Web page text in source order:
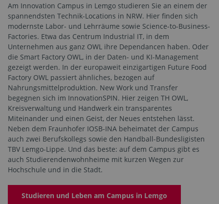
Am Innovation Campus in Lemgo studieren Sie an einem der
spannendsten Technik-Locations in NRW. Hier finden sich
modernste Labor- und Lehrräume sowie Science-to-Business-
Factories. Etwa das Centrum Industrial IT, in dem
Unternehmen aus ganz OWL ihre Dependancen haben. Oder
die Smart Factory OWL, in der Daten- und KI-Management
gezeigt werden. In der europaweit einzigartigen Future Food
Factory OWL passiert ähnliches, bezogen auf
Nahrungsmittelproduktion. New Work und Transfer
begegnen sich im InnovationSPIN. Hier zeigen TH OWL,
Kreisverwaltung und Handwerk ein transparentes
Miteinander und einen Geist, der Neues entstehen lässt.
Neben dem Fraunhofer IOSB-INA beheimatet der Campus
auch zwei Berufskollegs sowie den Handball-Bundesligisten
TBV Lemgo-Lippe. Und das beste: auf dem Campus gibt es
auch Studierendenwohnheime mit kurzen Wegen zur
Hochschule und in die Stadt.
Studieren und Leben am Campus in Lemgo